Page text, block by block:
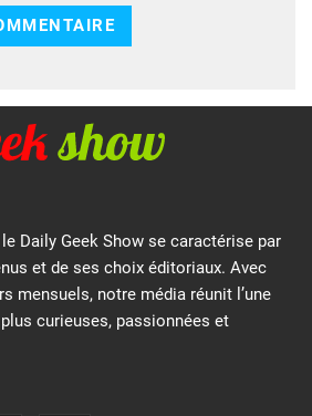
Daily Geek Show se caractérise par
et de ses choix éditoriaux. Avec
mensuels, notre média réunit l’une
curieuses, passionnées et